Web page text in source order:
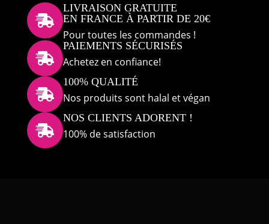

LIVRAISON GRATUITE
EN FRANCE À PARTIR DE 20€
Pour toutes les commandes !

PAIEMENTS SÉCURISÉS
Achetez en confiance!

100% QUALITÉ
Nos produits sont halal et végan

NOS CLIENTS ADORENT !
100% de satisfaction